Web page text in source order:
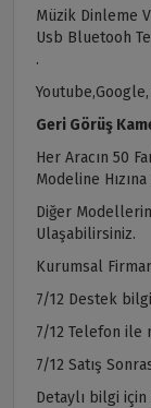
Müzik Dinleme
Usb Bluetooh
.
Geri Görüş
Her Aracın 50
Modeline
Diğer
Ulaşabilirsiniz.
Kurumsal
7/12 Destek
7/12 Telefon ile
7/12 Satış
Detaylı bilgi için